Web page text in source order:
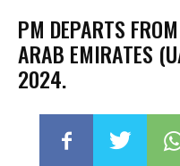
PM DEPARTS
ARAB EMIRATES
2024.